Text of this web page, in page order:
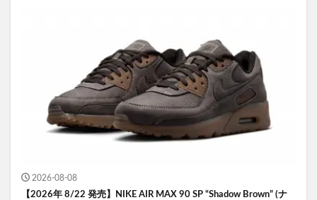
2026-08-08
【2026年 8/22 発売】NIKE AIR MAX 90 SP “Shadow Brown” (ナ